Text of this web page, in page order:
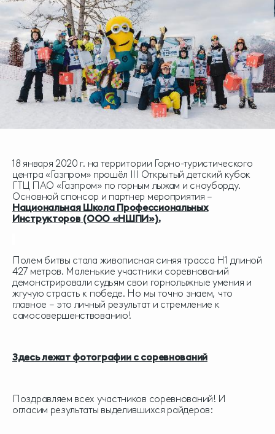
18 января 2020 г. на территории Горно-туристического
центра «Газпром» прошёл III Открытый детский кубок
ГТЦ ПАО «Газпром» по горным лыжам и сноуборду.
Основной спонсор и партнер мероприятия –
Национальная Школа Профессиональных
Инструкторов (ООО «НШПИ»).
Полем битвы стала живописная синяя трасса Н1 длиной
427 метров. Маленькие участники соревнований
демонстрировали судьям свои горнолыжные умения и
жгучую страсть к победе. Но мы точно знаем, что
главное – это личный результат и стремление к
самосовершенствованию!
Здесь лежат фотографии с соревнований
Поздравляем всех участников соревнований! И
огласим результаты выделившихся райдеров: